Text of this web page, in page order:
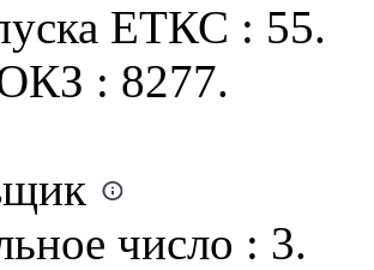
ЕТКС : 55.
: 8277.
число : 3.